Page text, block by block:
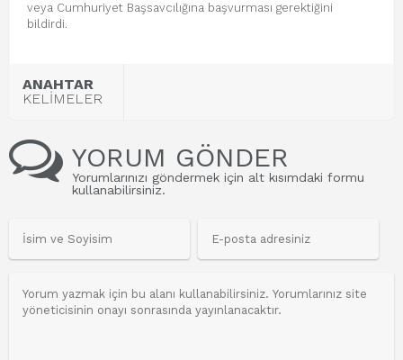
veya Cumhuriyet Başsavcılığına başvurması gerektiğini
bildirdi.
ANAHTAR
KELİMELER
YORUM GÖNDER
Yorumlarınızı göndermek için alt kısımdaki formu
kullanabilirsiniz.